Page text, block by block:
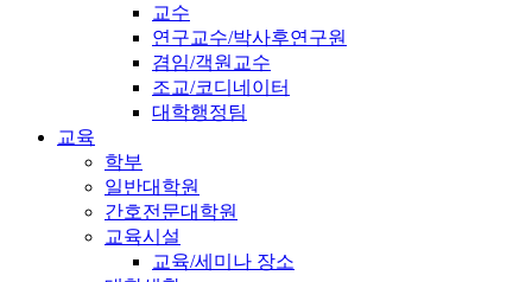
교수
연구교수/박사후연구원
겸임/객원교수
조교/코디네이터
대학행정팀
교육
학부
일반대학원
간호전문대학원
교육시설
교육/세미나 장소